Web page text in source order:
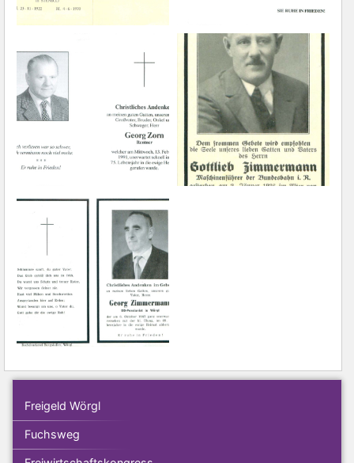
Freigeld Wörgl
Fuchsweg